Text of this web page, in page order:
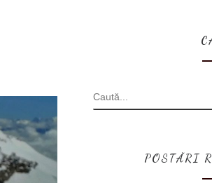
POSTĂRI